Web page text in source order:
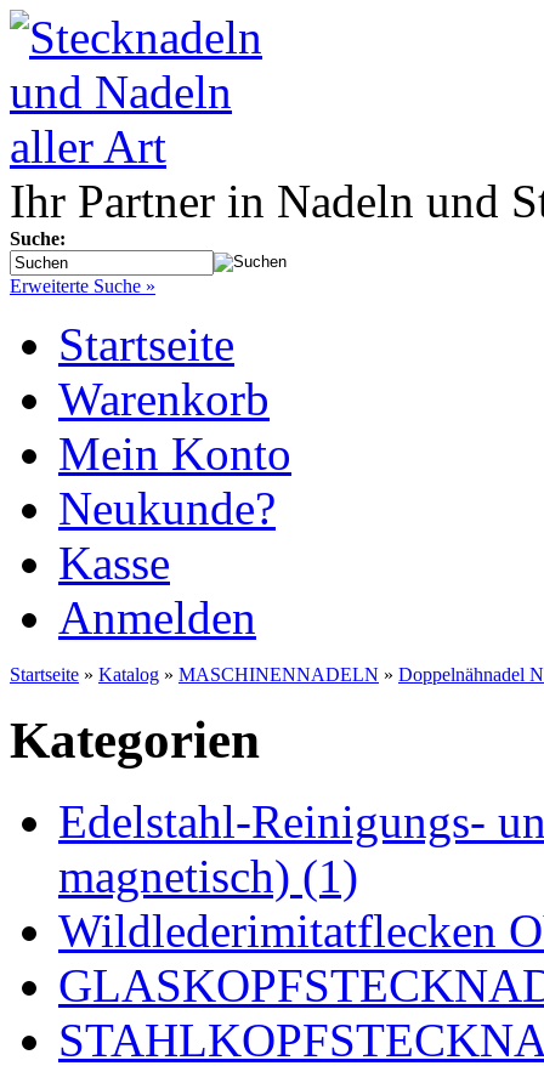
Ihr Partner in Nadeln und
Suche:
Erweiterte Suche »
Startseite
Warenkorb
Mein Konto
Neukunde?
Kasse
Anmelden
Startseite » Katalog » MASCHINENNADELN » Doppelnähnadel
Kategorien
Edelstahl-Reinigungs-
magnetisch) (1)
Wildlederimitatflecken